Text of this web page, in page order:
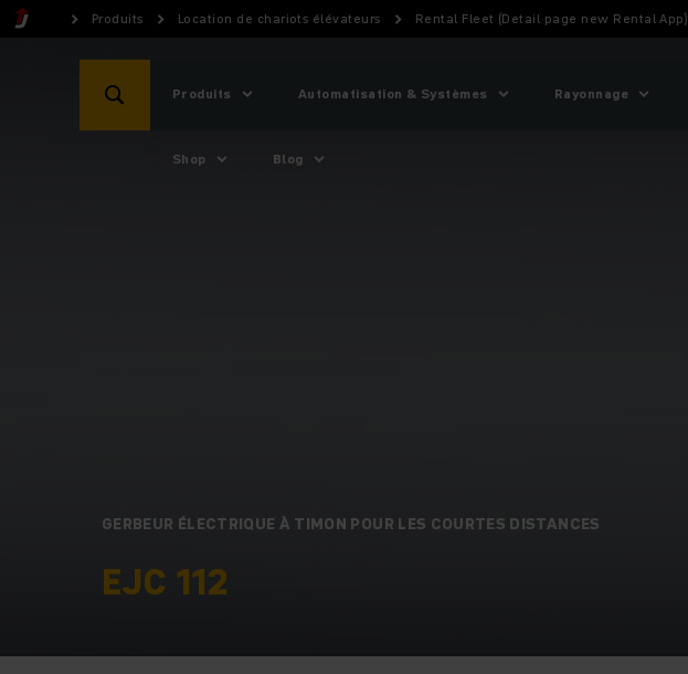
Produits Location de chariots élévateurs Rental Fleet (Detail page new Rental App)
Produits Automatisation & Systèmes Rayonnage
Shop Blog
GERBEUR ÉLECTRIQUE À TIMON POUR LES COURTES DISTANCES
EJC 112